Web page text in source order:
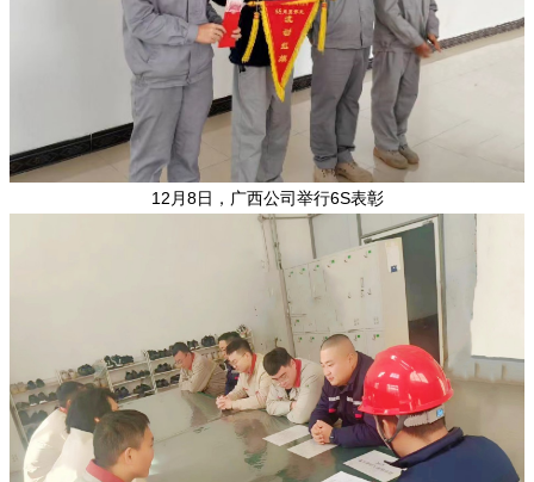
12月8日，广西公司举行6S表彰